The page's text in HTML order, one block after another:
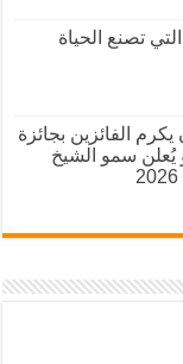
تصنع الحياة
الفائزين بجائزة
يُعلن سمو الشيخ